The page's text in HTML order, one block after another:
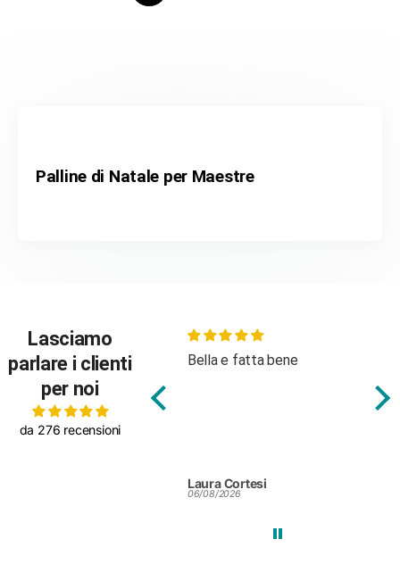
Palline di Natale per Maestre
Lasciamo
parlare i clienti
per noi
da 276 recensioni
Bella e fatta bene
Laura Cortesi
06/08/2026